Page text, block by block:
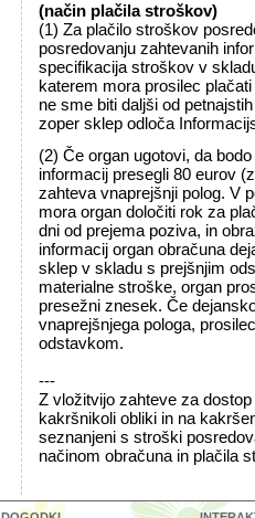
(način plačila stroškov)
(1) Za plačilo stroškov
posredovanju zahtevanih
specifikacija stroškov v
katerem mora prosilec
ne sme biti daljši od
zoper sklep odloča
(2) Če organ ugotovi, da
informacij presegli 80 eurov
zahteva vnaprejšnji polog. V
mora organ določiti rok za
dni od prejema poziva, in
informacij organ obračuna
sklep v skladu s prejšnjim
materialne stroške, organ
presežni znesek. Če
vnaprejšnjega pologa,
odstavkom.
---
Z vložitvijo zahteve za
kakršnikoli obliki in na
seznanjeni s stroški
načinom obračuna in plačila